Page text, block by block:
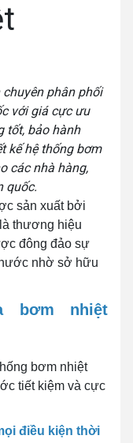
phân phối
với giá cực ưu
tốt, bảo hành
kế hệ thống bơm
các nhà hàng,
quốc.
sản xuất bởi
thương hiệu
đông đảo sự
nhờ sở hữu
bơm nhiệt
bơm nhiệt
tiết kiệm và cực
điều kiện thời